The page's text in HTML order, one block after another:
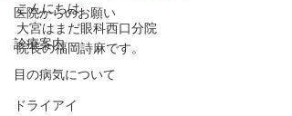
医院からのお願い
診療案内
目の病気について
ドライアイ
こんにちは。
大宮はまだ眼科西口分院
院長の福岡詩麻です。